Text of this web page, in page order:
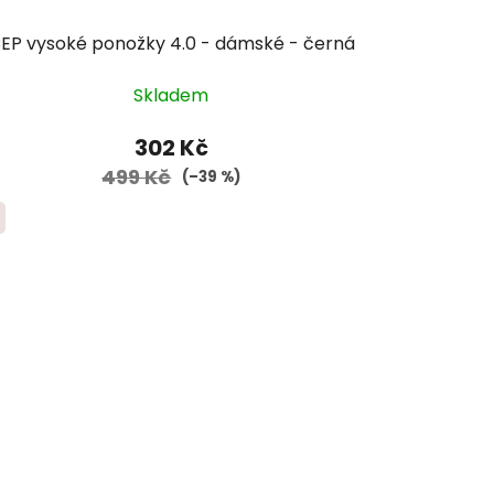
vysoké ponožky 4.0 - dámské - černá
Skladem
302 Kč
499 Kč (–39 %)